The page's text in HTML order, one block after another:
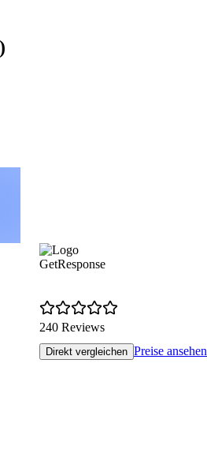
GetResponse
240 Reviews
Direkt vergleichen Preise ansehen